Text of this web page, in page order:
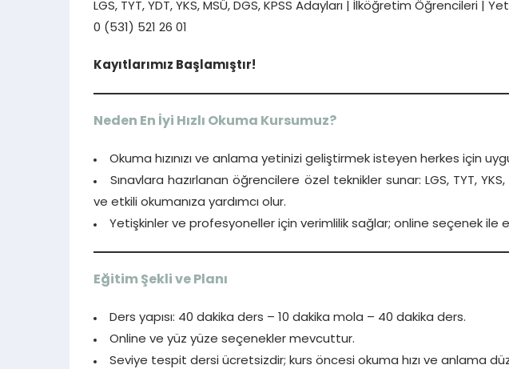
LGS, TYT, YDT, YKS, MSÜ, DGS, KPSS Adayları | İlköğretim Öğrencileri |
0 (531) 521 26 01
Kayıtlarımız Başlamıştır!
Neden En İyi Hızlı Okuma Kursumuz?
Okuma hızınızı ve anlama yetinizi geliştirmek isteyen herkes için
Sınavlara hazırlanan öğrencilere özel teknikler sunar: LGS, TYT, YKS,
ve etkili okumanıza yardımcı olur.
Yetişkinler ve profesyoneller için verimlilik sağlar; online seçenek ile
Eğitim Şekli ve Planı
Ders yapısı: 40 dakika ders – 10 dakika mola – 40 dakika ders.
Online ve yüz yüze seçenekler mevcuttur.
Seviye tespit dersi ücretsizdir; kurs öncesi okuma hızı ve anlama